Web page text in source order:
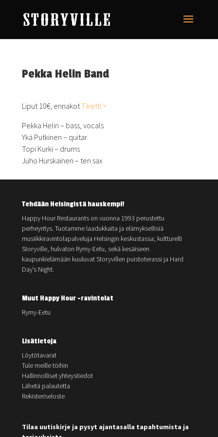
Pekka Helin Band
Liput 10€, ennakotTiketti >
Pekka Helin – bass, vocals
Ykä Putkinen – quitar
Topi Kurki – drums
Juho Hurskainen – ten sax
Tehdään Helsingistä hauskempi!
Happy Hour Restaurants on vuonna 1993 perustettu
perheyritys. Tuotamme laadukkaita ja elämyksellisiä
musiikkiravintolapalveluja Helsingin keskustassa; kultturelli
Storyville, hulvaton Rymy-Eetu, sekä kesäiseen
kaupunkielämään kuuluvat Storyvillen puistoterassi ja Hard
Day’s Night.
Muut Happy Hour -ravintolat
Rymy-Eetu
Lisätietoja
Löytötavarat
Tule meille töihin
Hallinnolliset yhteystiedot
Lähetä palautetta
Rekisteriseloste
Tilaa uutiskirje ja pysyt ajantasalla tapahtumista ja